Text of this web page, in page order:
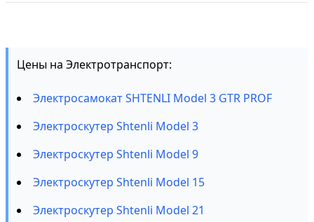
Цены на Электротранспорт:
Электросамокат SHTENLI Model 3 GTR PROF
Электроскутер Shtenli Model 3
Электроскутер Shtenli Model 9
Электроскутер Shtenli Model 15
Электроскутер Shtenli Model 21